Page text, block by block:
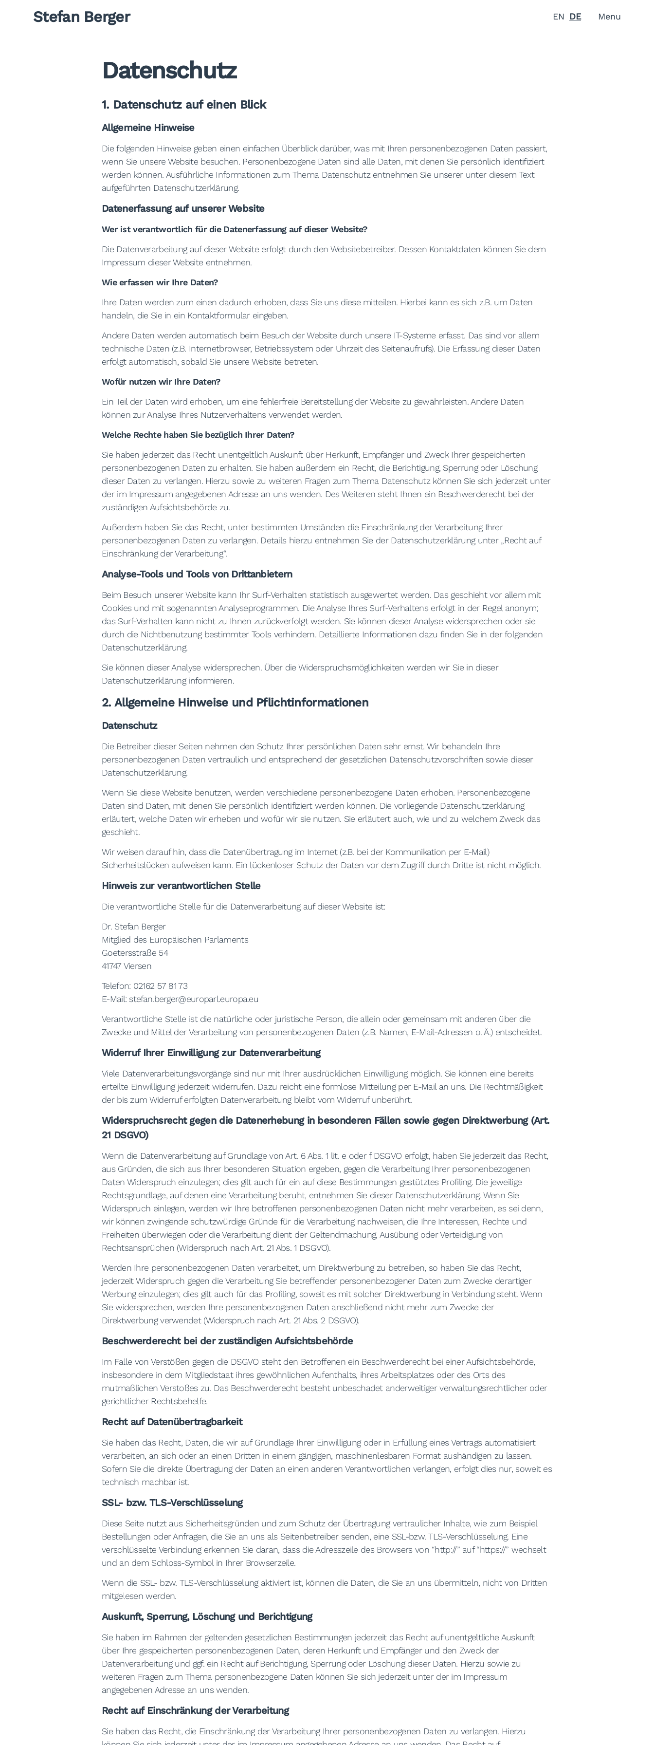
Stefan Berger EN DE Menu
Datenschutz
1. Datenschutz auf einen Blick
Allgemeine Hinweise
Die folgenden Hinweise geben einen einfachen Überblick darüber, was mit Ihren personenbezogenen Daten passiert,
wenn Sie unsere Website besuchen. Personenbezogene Daten sind alle Daten, mit denen Sie persönlich identifiziert
werden können. Ausführliche Informationen zum Thema Datenschutz entnehmen Sie unserer unter diesem Text
aufgeführten Datenschutzerklärung.
Datenerfassung auf unserer Website
Wer ist verantwortlich für die Datenerfassung auf dieser Website?
Die Datenverarbeitung auf dieser Website erfolgt durch den Websitebetreiber. Dessen Kontaktdaten können Sie dem
Impressum dieser Website entnehmen.
Wie erfassen wir Ihre Daten?
Ihre Daten werden zum einen dadurch erhoben, dass Sie uns diese mitteilen. Hierbei kann es sich z.B. um Daten
handeln, die Sie in ein Kontaktformular eingeben.
Andere Daten werden automatisch beim Besuch der Website durch unsere IT-Systeme erfasst. Das sind vor allem
technische Daten (z.B. Internetbrowser, Betriebssystem oder Uhrzeit des Seitenaufrufs). Die Erfassung dieser Daten
erfolgt automatisch, sobald Sie unsere Website betreten.
Wofür nutzen wir Ihre Daten?
Ein Teil der Daten wird erhoben, um eine fehlerfreie Bereitstellung der Website zu gewährleisten. Andere Daten
können zur Analyse Ihres Nutzerverhaltens verwendet werden.
Welche Rechte haben Sie bezüglich Ihrer Daten?
Sie haben jederzeit das Recht unentgeltlich Auskunft über Herkunft, Empfänger und Zweck Ihrer gespeicherten
personenbezogenen Daten zu erhalten. Sie haben außerdem ein Recht, die Berichtigung, Sperrung oder Löschung
dieser Daten zu verlangen. Hierzu sowie zu weiteren Fragen zum Thema Datenschutz können Sie sich jederzeit unter
der im Impressum angegebenen Adresse an uns wenden. Des Weiteren steht Ihnen ein Beschwerderecht bei der
zuständigen Aufsichtsbehörde zu.
Außerdem haben Sie das Recht, unter bestimmten Umständen die Einschränkung der Verarbeitung Ihrer
personenbezogenen Daten zu verlangen. Details hierzu entnehmen Sie der Datenschutzerklärung unter „Recht auf
Einschränkung der Verarbeitung“.
Analyse-Tools und Tools von Drittanbietern
Beim Besuch unserer Website kann Ihr Surf-Verhalten statistisch ausgewertet werden. Das geschieht vor allem mit
Cookies und mit sogenannten Analyseprogrammen. Die Analyse Ihres Surf-Verhaltens erfolgt in der Regel anonym;
das Surf-Verhalten kann nicht zu Ihnen zurückverfolgt werden. Sie können dieser Analyse widersprechen oder sie
durch die Nichtbenutzung bestimmter Tools verhindern. Detaillierte Informationen dazu finden Sie in der folgenden
Datenschutzerklärung.
Sie können dieser Analyse widersprechen. Über die Widerspruchsmöglichkeiten werden wir Sie in dieser
Datenschutzerklärung informieren.
2. Allgemeine Hinweise und Pflichtinformationen
Datenschutz
Die Betreiber dieser Seiten nehmen den Schutz Ihrer persönlichen Daten sehr ernst. Wir behandeln Ihre
personenbezogenen Daten vertraulich und entsprechend der gesetzlichen Datenschutzvorschriften sowie dieser
Datenschutzerklärung.
Wenn Sie diese Website benutzen, werden verschiedene personenbezogene Daten erhoben. Personenbezogene
Daten sind Daten, mit denen Sie persönlich identifiziert werden können. Die vorliegende Datenschutzerklärung
erläutert, welche Daten wir erheben und wofür wir sie nutzen. Sie erläutert auch, wie und zu welchem Zweck das
geschieht.
Wir weisen darauf hin, dass die Datenübertragung im Internet (z.B. bei der Kommunikation per E-Mail)
Sicherheitslücken aufweisen kann. Ein lückenloser Schutz der Daten vor dem Zugriff durch Dritte ist nicht möglich.
Hinweis zur verantwortlichen Stelle
Die verantwortliche Stelle für die Datenverarbeitung auf dieser Website ist:
Dr. Stefan Berger
Mitglied des Europäischen Parlaments
Goetersstraße 54
41747 Viersen
Telefon: 02162 57 81 73
E-Mail: stefan.berger@europarl.europa.eu
Verantwortliche Stelle ist die natürliche oder juristische Person, die allein oder gemeinsam mit anderen über die
Zwecke und Mittel der Verarbeitung von personenbezogenen Daten (z.B. Namen, E-Mail-Adressen o. Ä.) entscheidet.
Widerruf Ihrer Einwilligung zur Datenverarbeitung
Viele Datenverarbeitungsvorgänge sind nur mit Ihrer ausdrücklichen Einwilligung möglich. Sie können eine bereits
erteilte Einwilligung jederzeit widerrufen. Dazu reicht eine formlose Mitteilung per E-Mail an uns. Die Rechtmäßigkeit
der bis zum Widerruf erfolgten Datenverarbeitung bleibt vom Widerruf unberührt.
Widerspruchsrecht gegen die Datenerhebung in besonderen Fällen sowie gegen Direktwerbung (Art.
21 DSGVO)
Wenn die Datenverarbeitung auf Grundlage von Art. 6 Abs. 1 lit. e oder f DSGVO erfolgt, haben Sie jederzeit das Recht,
aus Gründen, die sich aus Ihrer besonderen Situation ergeben, gegen die Verarbeitung Ihrer personenbezogenen
Daten Widerspruch einzulegen; dies gilt auch für ein auf diese Bestimmungen gestütztes Profiling. Die jeweilige
Rechtsgrundlage, auf denen eine Verarbeitung beruht, entnehmen Sie dieser Datenschutzerklärung. Wenn Sie
Widerspruch einlegen, werden wir Ihre betroffenen personenbezogenen Daten nicht mehr verarbeiten, es sei denn,
wir können zwingende schutzwürdige Gründe für die Verarbeitung nachweisen, die Ihre Interessen, Rechte und
Freiheiten überwiegen oder die Verarbeitung dient der Geltendmachung, Ausübung oder Verteidigung von
Rechtsansprüchen (Widerspruch nach Art. 21 Abs. 1 DSGVO).
Werden Ihre personenbezogenen Daten verarbeitet, um Direktwerbung zu betreiben, so haben Sie das Recht,
jederzeit Widerspruch gegen die Verarbeitung Sie betreffender personenbezogener Daten zum Zwecke derartiger
Werbung einzulegen; dies gilt auch für das Profiling, soweit es mit solcher Direktwerbung in Verbindung steht. Wenn
Sie widersprechen, werden Ihre personenbezogenen Daten anschließend nicht mehr zum Zwecke der
Direktwerbung verwendet (Widerspruch nach Art. 21 Abs. 2 DSGVO).
Beschwerderecht bei der zuständigen Aufsichtsbehörde
Im Falle von Verstößen gegen die DSGVO steht den Betroffenen ein Beschwerderecht bei einer Aufsichtsbehörde,
insbesondere in dem Mitgliedstaat ihres gewöhnlichen Aufenthalts, ihres Arbeitsplatzes oder des Orts des
mutmaßlichen Verstoßes zu. Das Beschwerderecht besteht unbeschadet anderweitiger verwaltungsrechtlicher oder
gerichtlicher Rechtsbehelfe.
Recht auf Datenübertragbarkeit
Sie haben das Recht, Daten, die wir auf Grundlage Ihrer Einwilligung oder in Erfüllung eines Vertrags automatisiert
verarbeiten, an sich oder an einen Dritten in einem gängigen, maschinenlesbaren Format aushändigen zu lassen.
Sofern Sie die direkte Übertragung der Daten an einen anderen Verantwortlichen verlangen, erfolgt dies nur, soweit es
technisch machbar ist.
SSL- bzw. TLS-Verschlüsselung
Diese Seite nutzt aus Sicherheitsgründen und zum Schutz der Übertragung vertraulicher Inhalte, wie zum Beispiel
Bestellungen oder Anfragen, die Sie an uns als Seitenbetreiber senden, eine SSL-bzw. TLS-Verschlüsselung. Eine
verschlüsselte Verbindung erkennen Sie daran, dass die Adresszeile des Browsers von “http://” auf “https://” wechselt
und an dem Schloss-Symbol in Ihrer Browserzeile.
Wenn die SSL- bzw. TLS-Verschlüsselung aktiviert ist, können die Daten, die Sie an uns übermitteln, nicht von Dritten
mitgelesen werden.
Auskunft, Sperrung, Löschung und Berichtigung
Sie haben im Rahmen der geltenden gesetzlichen Bestimmungen jederzeit das Recht auf unentgeltliche Auskunft
über Ihre gespeicherten personenbezogenen Daten, deren Herkunft und Empfänger und den Zweck der
Datenverarbeitung und ggf. ein Recht auf Berichtigung, Sperrung oder Löschung dieser Daten. Hierzu sowie zu
weiteren Fragen zum Thema personenbezogene Daten können Sie sich jederzeit unter der im Impressum
angegebenen Adresse an uns wenden.
Recht auf Einschränkung der Verarbeitung
Sie haben das Recht, die Einschränkung der Verarbeitung Ihrer personenbezogenen Daten zu verlangen. Hierzu